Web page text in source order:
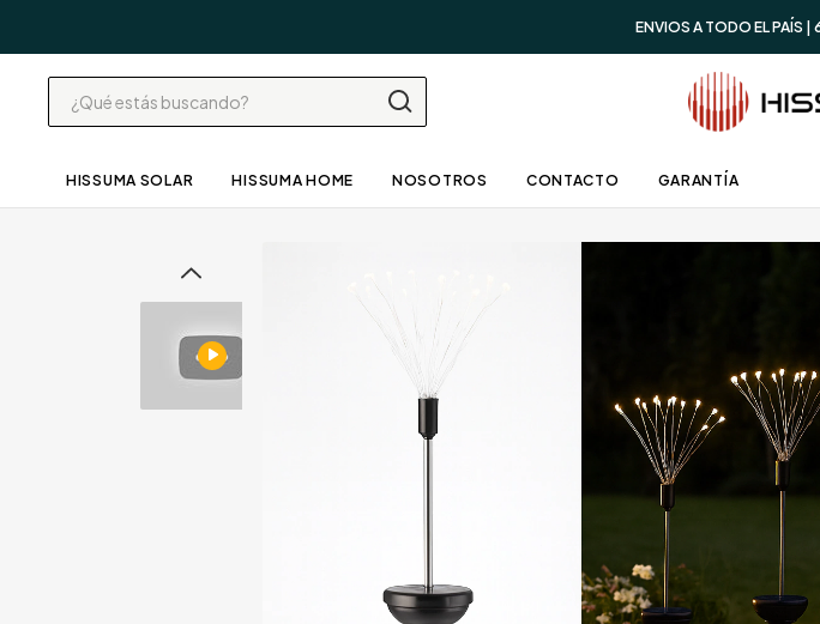
ENVIOS A TODO EL PAÍS |
HISSUMA SOLAR HISSUMA HOME NOSOTROS CONTACTO GARANTÍA